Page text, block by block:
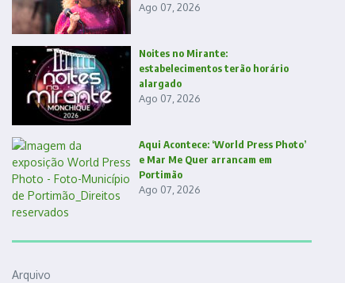
Ago 07, 2026
Noites no Mirante:
estabelecimentos terão horário
alargado
Ago 07, 2026
Aqui Acontece: ‘World Press Photo’
e Mar Me Quer arrancam em
Portimão
Ago 07, 2026
Arquivo